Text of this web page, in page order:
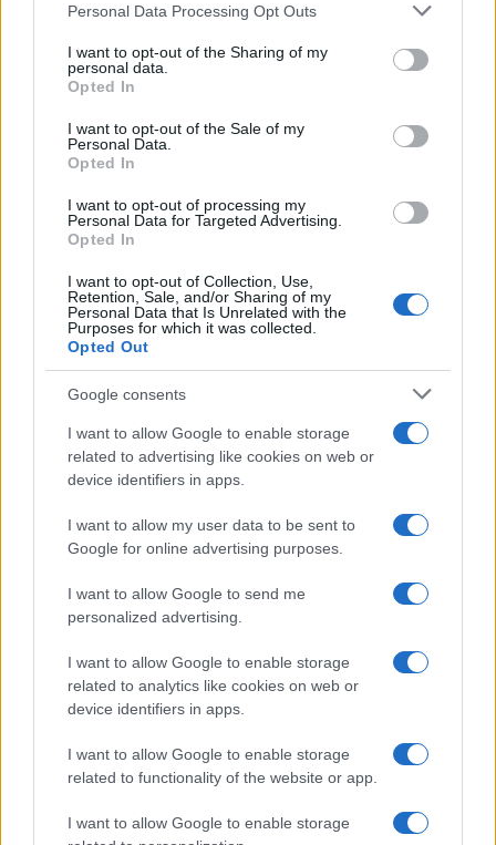
This information may also be disclosed by us to third parties
disclose it to other third parties.
Please note that this website/app uses one or more Google
services and may gather and store information including but
not limited to your visit or usage behaviour. You may click to
grant or deny consent to Google and its third-party tags to
consent section.
Personal Data Processing Opt Outs
I want to opt-out of the Sharing of my
personal data.
Opted In
I want to opt-out of the Sale of my
Personal Data.
Opted In
I want to opt-out of processing my
Personal Data for Targeted Advertising.
Opted In
I want to opt-out of Collection, Use,
Retention, Sale, and/or Sharing of my
Personal Data that Is Unrelated with the
Purposes for which it was collected.
Opted Out
Google consents
I want to allow Google to enable storage
related to advertising like cookies on web or
device identifiers in apps.
I want to allow my user data to be sent to
Google for online advertising purposes.
I want to allow Google to send me
personalized advertising.
I want to allow Google to enable storage
related to analytics like cookies on web or
device identifiers in apps.
I want to allow Google to enable storage
related to functionality of the website or app.
I want to allow Google to enable storage